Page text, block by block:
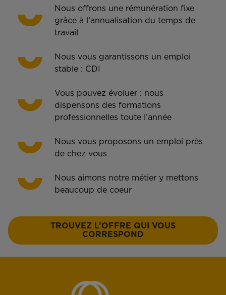
Nous offrons une rémunération fixe
grâce à l’annualisation du temps de
travail
Nous vous garantissons un emploi
stable : CDI
Vous pouvez évoluer : nous
dispensons des formations
professionnelles toute l’année
Nous vous proposons un emploi près
de chez vous
Nous aimons notre métier y mettons
beaucoup de coeur
TROUVEZ L’OFFRE QUI VOUS
CORRESPOND